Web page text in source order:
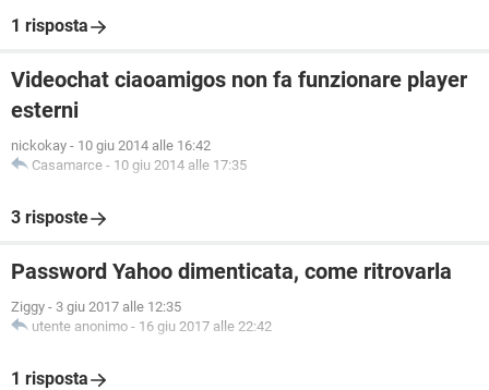
1 risposta
Videochat ciaoamigos non fa funzionare player
esterni
nickokay - 10 giu 2014 alle 16:42
Casamarce - 10 giu 2014 alle 17:35
3 risposte
Password Yahoo dimenticata, come ritrovarla
Ziggy - 3 giu 2017 alle 12:35
utente anonimo - 16 giu 2017 alle 22:42
1 risposta